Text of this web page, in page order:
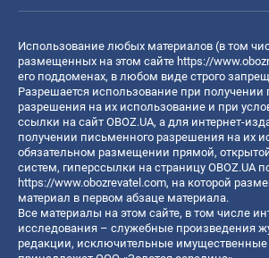
Использование любых материалов (в том
размещенных на этом сайте https://
его поддоменах, в любом виде строго
Разрешается использование при получении
разрешения на их использование и при
ссылки на сайт OBOZ.UA, а для интернет-
получении письменного разрешения на их
обязательном размещении прямой,
систем, гиперссылки на страницу OBOZ.UA
https://www.obozrevatel.com, на которой
материал в первом абзаце материала.
Все материалы на этом сайте, в том числе
исследования – служебные произведения
редакции, исключительные имущественные